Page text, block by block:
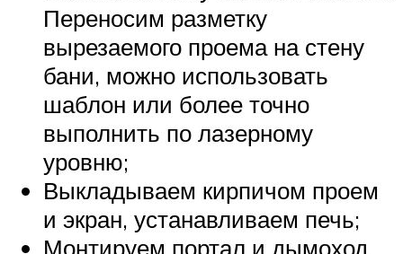
Переносим разметку
вырезаемого проема на стену
бани, можно использовать
шаблон или более точно
выполнить по лазерному
уровню;
Выкладываем кирпичом проем
и экран, устанавливаем печь;
Монтируем портал и дымоход.